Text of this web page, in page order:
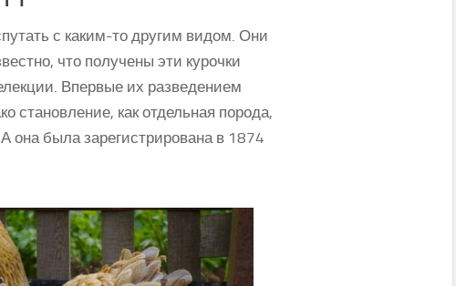
с каким-то другим видом. Они
что получены эти курочки
Впервые их разведением
становление, как отдельная порода,
была зарегистрирована в 1874